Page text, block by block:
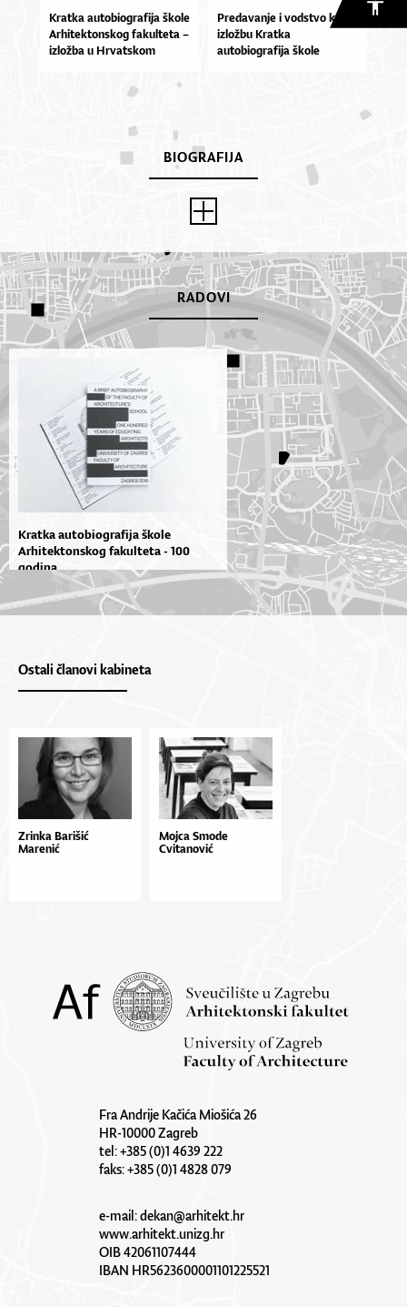
Kratka autobiografija škole
Arhitektonskog fakulteta –
izložba u Hrvatskom
Predavanje i vodstvo kroz
izložbu Kratka
autobiografija škole
BIOGRAFIJA
RADOVI
Kratka autobiografija škole
Arhitektonskog fakulteta - 100
godina...
Ostali članovi kabineta
Zrinka Barišić
Marenić
Mojca Smode
Cvitanović
Fra Andrije Kačića Miošića 26
HR-10000 Zagreb
tel: +385 (0)1 4639 222
faks: +385 (0)1 4828 079
e-mail:dekan@arhitekt.hr
www.arhitekt.unizg.hr
OIB 42061107444
IBAN HR5623600001101225521